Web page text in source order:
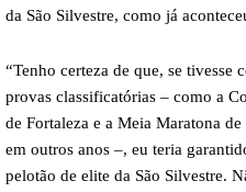
da São Silvestre, como já
“Tenho certeza de que, se tivesse
provas classificatórias – como a
de Fortaleza e a Meia Maratona
em outros anos –, eu teria
pelotão de elite da São Silvestre.